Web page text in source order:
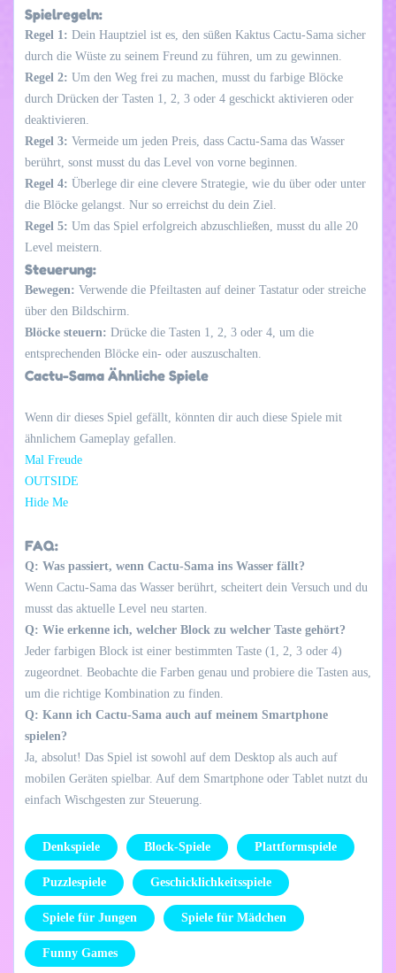
Spielregeln:
Regel 1: Dein Hauptziel ist es, den süßen Kaktus Cactu-Sama sicher
durch die Wüste zu seinem Freund zu führen, um zu gewinnen.
Regel 2: Um den Weg frei zu machen, musst du farbige Blöcke
durch Drücken der Tasten 1, 2, 3 oder 4 geschickt aktivieren oder
deaktivieren.
Regel 3: Vermeide um jeden Preis, dass Cactu-Sama das Wasser
berührt, sonst musst du das Level von vorne beginnen.
Regel 4: Überlege dir eine clevere Strategie, wie du über oder unter
die Blöcke gelangst. Nur so erreichst du dein Ziel.
Regel 5: Um das Spiel erfolgreich abzuschließen, musst du alle 20
Level meistern.
Steuerung:
Bewegen: Verwende die Pfeiltasten auf deiner Tastatur oder streiche
über den Bildschirm.
Blöcke steuern: Drücke die Tasten 1, 2, 3 oder 4, um die
entsprechenden Blöcke ein- oder auszuschalten.
Cactu-Sama Ähnliche Spiele
Wenn dir dieses Spiel gefällt, könnten dir auch diese Spiele mit
ähnlichem Gameplay gefallen.
Mal Freude
OUTSIDE
Hide Me
FAQ:
Q: Was passiert, wenn Cactu-Sama ins Wasser fällt?
Wenn Cactu-Sama das Wasser berührt, scheitert dein Versuch und du
musst das aktuelle Level neu starten.
Q: Wie erkenne ich, welcher Block zu welcher Taste gehört?
Jeder farbigen Block ist einer bestimmten Taste (1, 2, 3 oder 4)
zugeordnet. Beobachte die Farben genau und probiere die Tasten aus,
um die richtige Kombination zu finden.
Q: Kann ich Cactu-Sama auch auf meinem Smartphone
spielen?
Ja, absolut! Das Spiel ist sowohl auf dem Desktop als auch auf
mobilen Geräten spielbar. Auf dem Smartphone oder Tablet nutzt du
einfach Wischgesten zur Steuerung.
Denkspiele Block-Spiele Plattformspiele
Puzzlespiele Geschicklichkeitsspiele
Spiele für Jungen Spiele für Mädchen
Funny Games